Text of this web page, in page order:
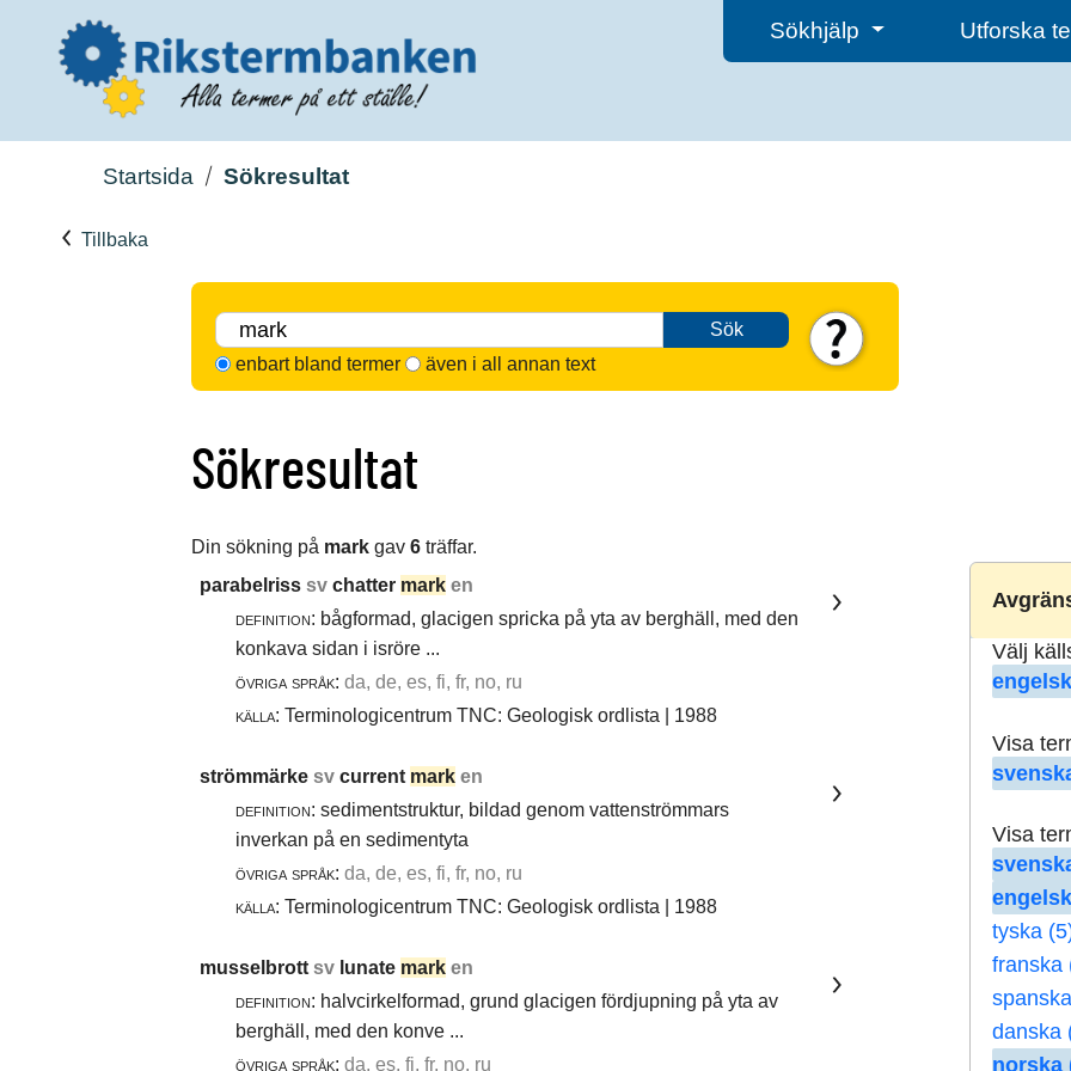
Sökhjälp Utforska
Startsida Sökresultat
Tillbaka
Sök
enbart bland termer
även i all annan text
Sökresultat
Din sökning på mark gav 6 träffar.
Välj
Visa
Visa
tyska
franska
danska
norska
parabelriss sv chatter mark en
definition: bågformad, glacigen spricka på yta av berghäll, med den
konkava sidan i isröre ...
övriga språk: da, de, es, fi, fr, no, ru
källa: Terminologicentrum TNC: Geologisk ordlista | 1988
strömmärke sv current mark en
definition: sedimentstruktur, bildad genom vattenströmmars
inverkan på en sedimentyta
övriga språk: da, de, es, fi, fr, no, ru
källa: Terminologicentrum TNC: Geologisk ordlista | 1988
musselbrott sv lunate mark en
definition: halvcirkelformad, grund glacigen fördjupning på yta av
berghäll, med den konve ...
övriga språk: da, es, fi, fr, no, ru